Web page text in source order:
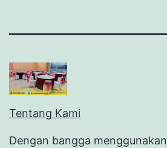
Tentang Kami
Dengan bangga menggunakan